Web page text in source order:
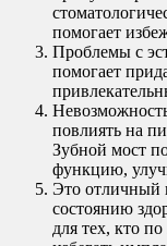
помогает
Проблемы с
помогает
повлиять на
Зубной мост
функцию,
Это отличный
состоянию
для тех, кто